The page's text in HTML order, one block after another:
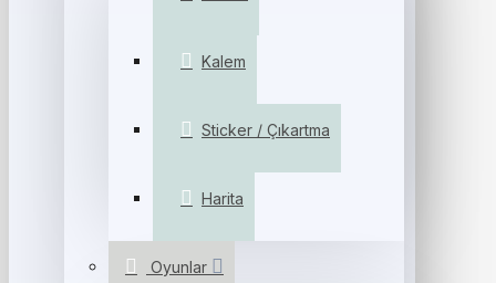
Kalem
Sticker / Çıkartma
Harita
Oyunlar